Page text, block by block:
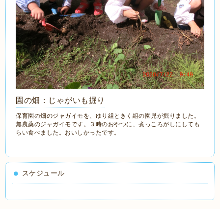
園の畑：じゃがいも掘り
保育園の畑のジャガイモを、ゆり組ときく組の園児が掘りました。
無農薬のジャガイモです。３時のおやつに、煮っころがしにしても
らい食べました。おいしかったです。
スケジュール